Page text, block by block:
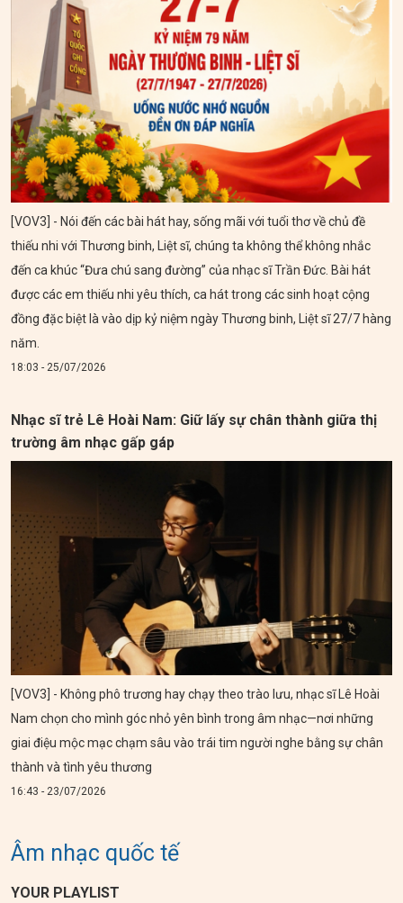
[VOV3] - Nói đến các bài hát hay, sống mãi với tuổi thơ về chủ đề
thiếu nhi với Thương binh, Liệt sĩ, chúng ta không thể không nhắc
đến ca khúc “Đưa chú sang đường” của nhạc sĩ Trần Đức. Bài hát
được các em thiếu nhi yêu thích, ca hát trong các sinh hoạt cộng
đồng đặc biệt là vào dịp kỷ niệm ngày Thương binh, Liệt sĩ 27/7 hàng
năm.
18:03 - 25/07/2026
Nhạc sĩ trẻ Lê Hoài Nam: Giữ lấy sự chân thành giữa thị
trường âm nhạc gấp gáp
[VOV3] - Không phô trương hay chạy theo trào lưu, nhạc sĩ Lê Hoài
Nam chọn cho mình góc nhỏ yên bình trong âm nhạc—nơi những
giai điệu mộc mạc chạm sâu vào trái tim người nghe bằng sự chân
thành và tình yêu thương
16:43 - 23/07/2026
Âm nhạc quốc tế
YOUR PLAYLIST